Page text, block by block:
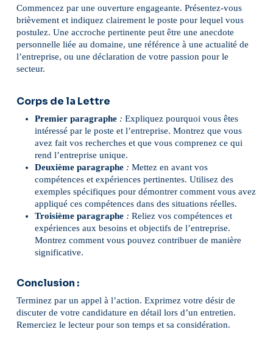
Commencez par une ouverture engageante. Présentez-vous
brièvement et indiquez clairement le poste pour lequel vous
postulez. Une accroche pertinente peut être une anecdote
personnelle liée au domaine, une référence à une actualité de
l’entreprise, ou une déclaration de votre passion pour le
secteur.
Corps de la Lettre
Premier paragraphe: Expliquez pourquoi vous êtes
intéressé par le poste et l’entreprise. Montrez que vous
avez fait vos recherches et que vous comprenez ce qui
rend l’entreprise unique.
Deuxième paragraphe: Mettez en avant vos
compétences et expériences pertinentes. Utilisez des
exemples spécifiques pour démontrer comment vous avez
appliqué ces compétences dans des situations réelles.
Troisième paragraphe: Reliez vos compétences et
expériences aux besoins et objectifs de l’entreprise.
Montrez comment vous pouvez contribuer de manière
significative.
Conclusion :
Terminez par un appel à l’action. Exprimez votre désir de
discuter de votre candidature en détail lors d’un entretien.
Remerciez le lecteur pour son temps et sa considération.